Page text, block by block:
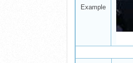
Example